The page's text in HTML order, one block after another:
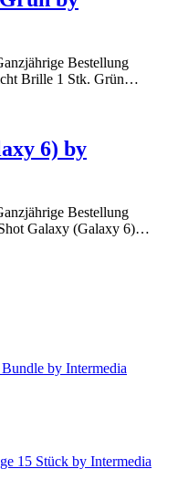
Bestellung
Brille 1 Stk. Grün…
6) by
Bestellung
Galaxy (Galaxy 6)…
by Intermedia
15 Stück by Intermedia